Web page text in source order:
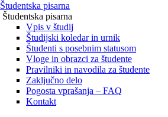
Študentska pisarna
Študentska pisarna
Vpis v študij
Študijski koledar in urnik
Študenti s posebnim statusom
Vloge in obrazci za študente
Pravilniki in navodila za študente
Zaključno delo
Pogosta vprašanja – FAQ
Kontakt